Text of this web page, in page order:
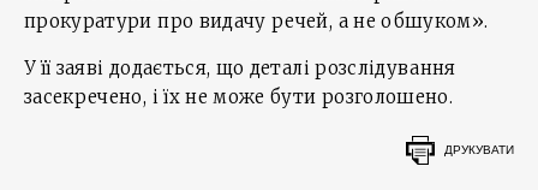
прокуратури про видачу речей, а не обшуком».
У її заяві додається, що деталі розслідування
засекречено, і їх не може бути розголошено.
ДРУКУВАТИ